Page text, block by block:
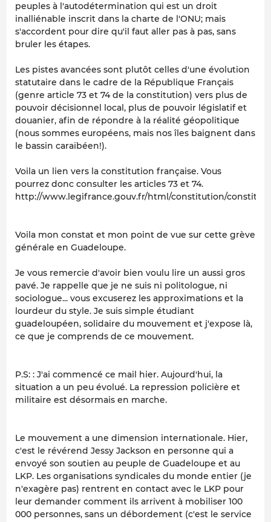
peuples à l'autodétermination qui est un droit
inalliénable inscrit dans la charte de l'ONU; mais
s'accordent pour dire qu'il faut aller pas à pas, sans
bruler les étapes.
Les pistes avancées sont plutôt celles d'une évolution
statutaire dans le cadre de la République Français
(genre article 73 et 74 de la constitution) vers plus de
pouvoir décisionnel local, plus de pouvoir législatif et
douanier, afin de répondre à la réalité géopolitique
(nous sommes européens, mais nos îles baignent dans
le bassin caraïbéen!).
Voila un lien vers la constitution française. Vous
pourrez donc consulter les articles 73 et 74.
http://www.legifrance.gouv.fr/html/constitution/
Voila mon constat et mon point de vue sur cette grève
générale en Guadeloupe.
Je vous remercie d'avoir bien voulu lire un aussi gros
pavé. Je rappelle que je ne suis ni politologue, ni
sociologue... vous excuserez les approximations et la
lourdeur du style. Je suis simple étudiant
guadeloupéen, solidaire du mouvement et j'expose là,
ce que je comprends de ce mouvement.
P.S: : J'ai commencé ce mail hier. Aujourd'hui, la
situation a un peu évolué. La repression policière et
militaire est désormais en marche.
Le mouvement a une dimension internationale. Hier,
c'est le révérend Jessy Jackson en personne qui a
envoyé son soutien au peuple de Guadeloupe et au
LKP. Les organisations syndicales du monde entier (je
n'exagère pas) rentrent en contact avec le LKP pour
leur demander comment ils arrivent à mobiliser 100
000 personnes, sans un débordement (c'est le service